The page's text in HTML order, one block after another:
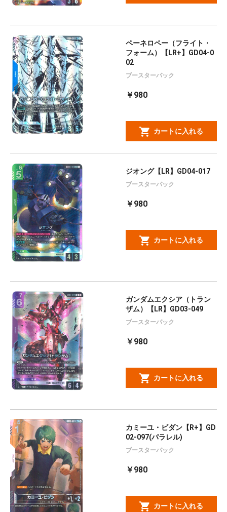
ペーネロペー（フライト・
フォーム）【LR+】GD04-0
02
ブースターパック
￥980
カートに入れる
ジオング【LR】GD04-017
ブースターパック
￥980
カートに入れる
ガンダムエクシア（トラン
ザム）【LR】GD03-049
ブースターパック
￥980
カートに入れる
カミーユ・ビダン【R+】GD
02-097(パラレル)
ブースターパック
￥980
カートに入れる